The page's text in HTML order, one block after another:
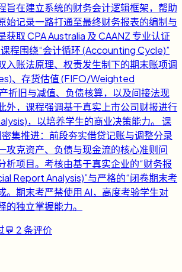
旨在建立系统的财务会计逻辑框架，帮助
始记录一路打通至最终财务报表的编制与
获取 CPA Australia 及 CAANZ 专业认证
程围绕“会计循环 (Accounting Cycle)”
入账法原理、权责发生制下的期末账项调
、存货估值 (FIFO/Weighted
折旧与减值、负债核算，以及间接法现
外，课程强调基于真实上市公司财报进行
，以培养学生的商业决策能力。 课
密集推进：前段夯实借贷记账与调整分录
攻克资产、负债与现金流的核心准则问
析项目。考核由基于真实企业的“财务报
Report Analysis)”与严格的“闭卷期末考
。期末考严禁使用 AI，高度考验学生对
独立掌握能力。
💬 2条评价